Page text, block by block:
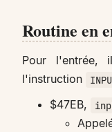
Routine en
Pour
l'instruction
$47EB,